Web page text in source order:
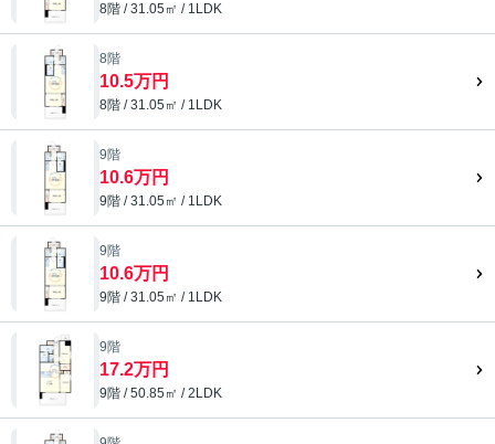
8階 / 31.05㎡ / 1LDK
8階
10.5万円
8階 / 31.05㎡ / 1LDK
9階
10.6万円
9階 / 31.05㎡ / 1LDK
9階
10.6万円
9階 / 31.05㎡ / 1LDK
9階
17.2万円
9階 / 50.85㎡ / 2LDK